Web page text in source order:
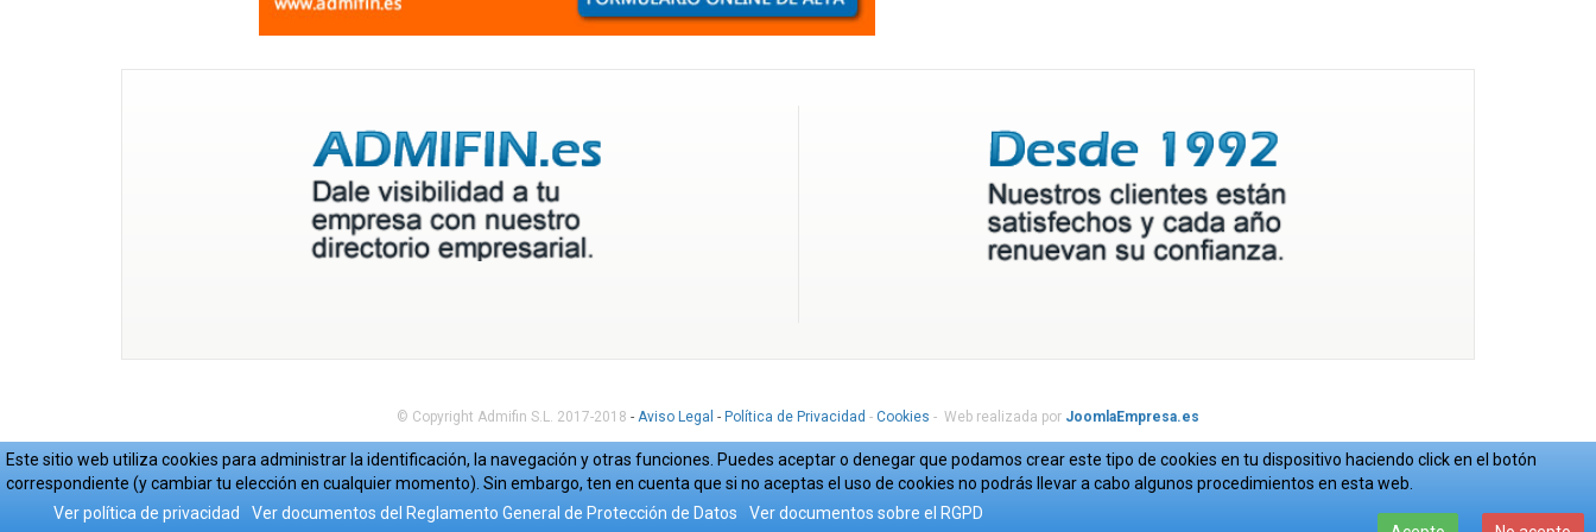
© Copyright Admifin S.L. 2017-2018 - Aviso Legal - Política de Privacidad - Cookies - Web realizada por JoomlaEmpresa.es
Este sitio web utiliza cookies para administrar la identificación, la navegación y otras funciones. Puedes aceptar o denegar que podamos crear este tipo de cookies en tu dispositivo haciendo click en el botón
correspondiente (y cambiar tu elección en cualquier momento). Sin embargo, ten en cuenta que si no aceptas el uso de cookies no podrás llevar a cabo algunos procedimientos en esta web.
Ver política de privacidad
Ver documentos del Reglamento General de Protección de Datos
Ver documentos sobre el RGPD